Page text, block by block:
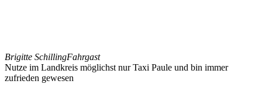
Brigitte SchillingFahrgast
Nutze im Landkreis möglichst nur Taxi Paule und bin immer
zufrieden gewesen